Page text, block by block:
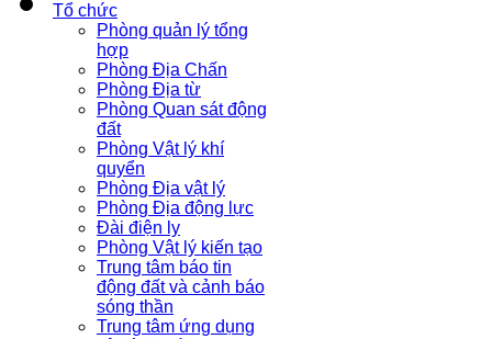
Tổ chức
Phòng quản lý tổng
hợp
Phòng Địa Chấn
Phòng Địa từ
Phòng Quan sát động
đất
Phòng Vật lý khí
quyển
Phòng Địa vật lý
Phòng Địa động lực
Đài điện ly
Phòng Vật lý kiến tạo
Trung tâm báo tin
động đất và cảnh báo
sóng thần
Trung tâm ứng dụng